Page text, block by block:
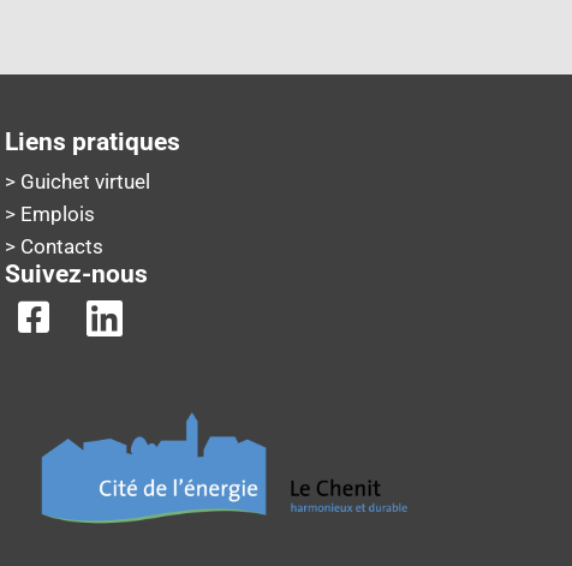
Liens pratiques
> Guichet virtuel
> Emplois
> Contacts
Suivez-nous